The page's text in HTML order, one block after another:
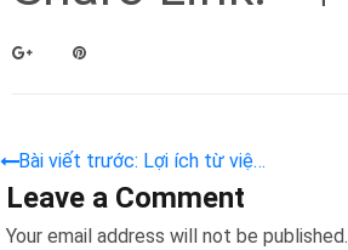
Bài viết trước: Lợi ích từ việc
đầu tư thiết kế khu vui chơi
trẻ em
Leave a Comment
Your email address will not be published.